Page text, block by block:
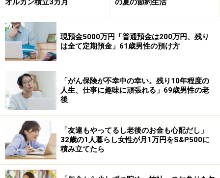
らしい（実質的に損をしている）との考えで、現金の預
け先を変えてみる、という程度の考えで開始した」との
こと。
56歳・資産1億2500万円男性の具体的な資
産運用の実践方法は？
ではどのように運用を実践していったのでしょうか。い
ただいた情報を抜粋すると、
・運用開始当初は大手証券会社に相談をし投資信託を2
種類購入
・お試しとして日米株も１銘柄づつ少額（合計300万円
程度）で購入
・そのすぐ後くらいに、ロボアド投資も500万円くらい
オルカン積立3カ月
の夏の節約生活
現預金5000万円「普通預金は200万円、残り
は全て定期預金」61歳男性の預け方
「がん保険が不幸中の幸い。残り10年程度の
人生、仕事に趣味に頑張れる」69歳男性の老
後
「友達もやってるし老後のお金も心配だし」
32歳の1人暮らし女性が月1万円をS&P500に
積み立てたら